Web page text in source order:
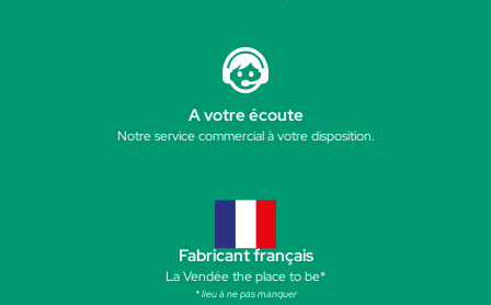
A votre écoute
Notre service commercial à votre disposition.
Fabricant français
La Vendée the place to be*
* lieu à ne pas manquer